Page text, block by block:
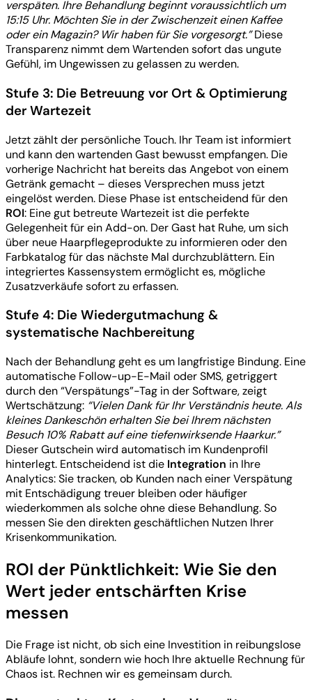
verspäten. Ihre Behandlung beginnt voraussichtlich um
15:15 Uhr. Möchten Sie in der Zwischenzeit einen Kaffee
oder ein Magazin? Wir haben für Sie vorgesorgt.”Diese
Transparenz nimmt dem Wartenden sofort das ungute
Gefühl, im Ungewissen zu gelassen zu werden.
Stufe 3: Die Betreuung vor Ort & Optimierung
der Wartezeit
Jetzt zählt der persönliche Touch. Ihr Team ist informiert
und kann den wartenden Gast bewusst empfangen. Die
vorherige Nachricht hat bereits das Angebot von einem
Getränk gemacht – dieses Versprechen muss jetzt
eingelöst werden. Diese Phase ist entscheidend für den
ROI: Eine gut betreute Wartezeit ist die perfekte
Gelegenheit für ein Add-on. Der Gast hat Ruhe, um sich
über neue Haarpflegeprodukte zu informieren oder den
Farbkatalog für das nächste Mal durchzublättern. Ein
integriertes Kassensystem ermöglicht es, mögliche
Zusatzverkäufe sofort zu erfassen.
Stufe 4: Die Wiedergutmachung &
systematische Nachbereitung
Nach der Behandlung geht es um langfristige Bindung. Eine
automatische Follow-up-E-Mail oder SMS, getriggert
durch den “Verspätungs”-Tag in der Software, zeigt
Wertschätzung: “Vielen Dank für Ihr Verständnis heute. Als
kleines Dankeschön erhalten Sie bei Ihrem nächsten
Besuch 10% Rabatt auf eine tiefenwirksende Haarkur.”
Dieser Gutschein wird automatisch im Kundenprofil
hinterlegt. Entscheidend ist die Integration in Ihre
Analytics: Sie tracken, ob Kunden nach einer Verspätung
mit Entschädigung treuer bleiben oder häufiger
wiederkommen als solche ohne diese Behandlung. So
messen Sie den direkten geschäftlichen Nutzen Ihrer
Krisenkommunikation.
ROI der Pünktlichkeit: Wie Sie den
Wert jeder entschärften Krise
messen
Die Frage ist nicht, ob sich eine Investition in reibungslose
Abläufe lohnt, sondern wie hoch Ihre aktuelle Rechnung für
Chaos ist. Rechnen wir es gemeinsam durch.